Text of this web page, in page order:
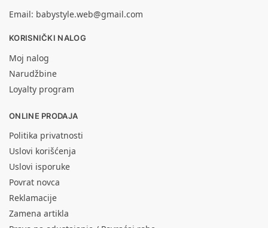
Email: babystyle.web@gmail.com
KORISNIČKI NALOG
Moj nalog
Narudžbine
Loyalty program
ONLINE PRODAJA
Politika privatnosti
Uslovi korišćenja
Uslovi isporuke
Povrat novca
Reklamacije
Zamena artikla